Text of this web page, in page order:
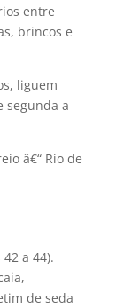
entre
brincos e
liguem
segunda a
â€“ Rio de
a 44).
de seda